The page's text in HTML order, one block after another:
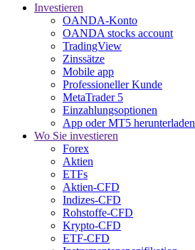
Investieren
OANDA-Konto
OANDA stocks account
TradingView
Zinssätze
Mobile app
Professioneller Kunde
MetaTrader 5
Einzahlungsoptionen
App oder MT5 herunterladen
Wo Sie investieren
Forex
Aktien
ETFs
Aktien-CFD
Indizes-CFD
Rohstoffe-CFD
Krypto-CFD
ETF-CFD